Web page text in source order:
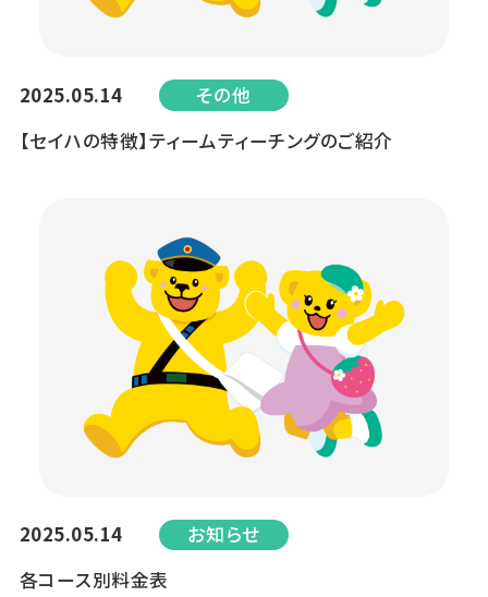
2025.05.14
その他
【セイハの特徴】ティームティーチングのご紹介
2025.05.14
お知らせ
各コース別料金表